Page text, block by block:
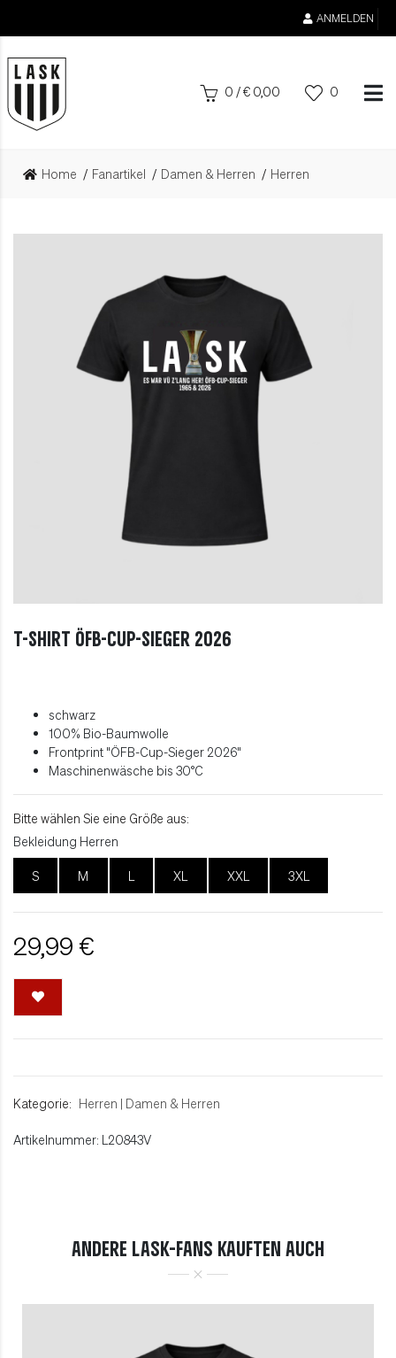
ANMELDEN
0 /€ 0,00 0
Home Fanartikel Damen & Herren Herren
T-Shirt ÖFB-Cup-Sieger 2026
schwarz
100% Bio-Baumwolle
Frontprint "ÖFB-Cup-Sieger 2026"
Maschinenwäsche bis 30°C
Bitte wählen Sie eine Größe aus:
Bekleidung Herren
S M L XL XXL 3XL
29,99 €
Kategorie: Herren | Damen & Herren
Artikelnummer: L20843V
ANDERE LASK-FANS KAUFTEN AUCH